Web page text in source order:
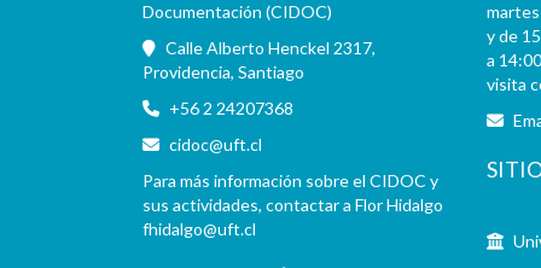
Documentación (CIDOC)
Calle Alberto Henckel 2317,
Providencia, Santiago
+56 2 24207368
cidoc@uft.cl
Para más información sobre el CIDOC y
sus actividades, contactar a Flor Hidalgo
fhidalgo@uft.cl
y de
a
visita